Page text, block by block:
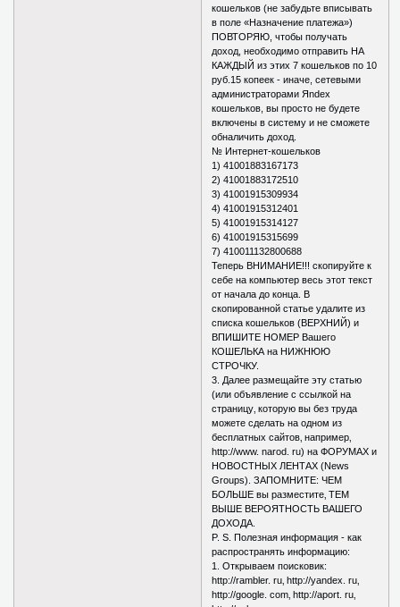
кошельков (не забудьте вписывать
в поле «Назначение платежа»)
ПОВТОРЯЮ, чтобы получать
доход, необходимо отправить НА
КАЖДЫЙ из этих 7 кошельков по 10
руб.15 копеек - иначе, сетевыми
администраторами Яndex
кошельков, вы просто не будете
включены в систему и не сможете
обналичить доход.
№ Интернет-кошельков
1) 41001883167173
2) 41001883172510
3) 41001915309934
4) 41001915312401
5) 41001915314127
6) 41001915315699
7) 410011132800688
Теперь ВНИМАНИЕ!!! скопируйте к
себе на компьютер весь этот текст
от начала до конца. В
скопированной статье удалите из
списка кошельков (ВЕРХНИЙ) и
ВПИШИТЕ НОМЕР Вашего
КОШЕЛЬКА на НИЖНЮЮ
СТРОЧКУ.
3. Далее размещайте эту статью
(или объявление с ссылкой на
страницу‚ которую вы без труда
можете сделать на одном из
бесплатных сайтов‚ например‚
http://www. narod. ru) на ФОРУМАХ и
НОВОСТНЫХ ЛЕНТАХ (News
Groups). ЗАПОМНИТЕ: ЧЕМ
БОЛЬШЕ вы разместите‚ ТЕМ
ВЫШЕ ВЕРОЯТНОСТЬ ВАШЕГО
ДОХОДА.
P. S. Полезная информация - как
распространять информацию:
1. Открываем поисковик:
http://rambler. ru‚ http://yandex. ru‚
http://google. com‚ http://aport. ru‚